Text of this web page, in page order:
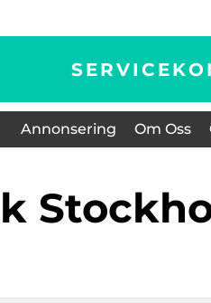
Annonsering Om Oss